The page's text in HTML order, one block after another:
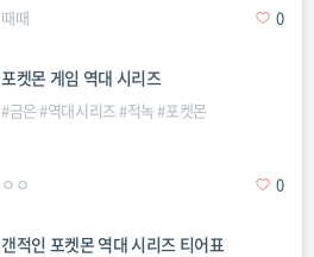
때때 0
포켓몬 게임 역대 시리즈
#금은#역대시리즈#적녹#포켓몬
ㅇㅇ 0
갠적인 포켓몬 역대 시리즈 티어표